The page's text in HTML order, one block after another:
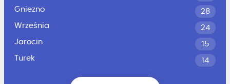
Gniezno
28
Września
24
Jarocin
15
Turek
14